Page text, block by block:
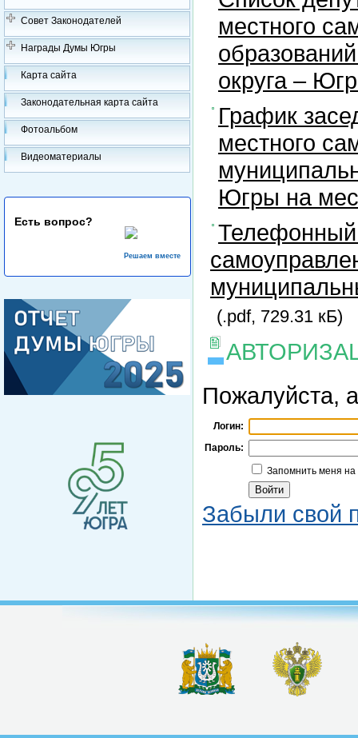
Совет Законодателей
Награды Думы Югры
Карта сайта
Законодательная карта сайта
Фотоальбом
Видеоматериалы
Есть вопрос?
Решаем вместе
местного
округа –
График
местного
Югры на
Телефонный
(.pdf, 729.31 кБ)
Пожалуйста,
Логин:
Пароль:
Запомнить меня
Забыли свой